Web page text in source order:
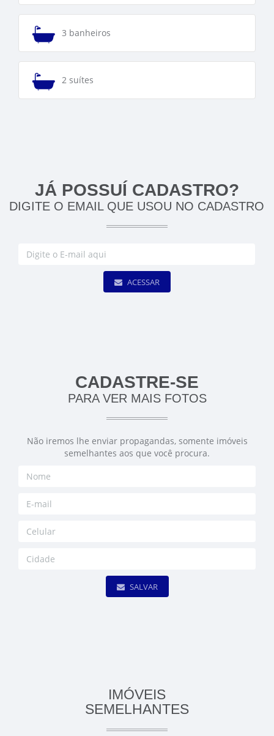
3 banheiros
2 suítes
JÁ POSSUÍ CADASTRO?
DIGITE O EMAIL QUE USOU NO CADASTRO
ACESSAR
CADASTRE-SE
PARA VER MAIS FOTOS
Não iremos lhe enviar propagandas, somente imóveis
semelhantes aos que você procura.
SALVAR
IMÓVEIS
SEMELHANTES